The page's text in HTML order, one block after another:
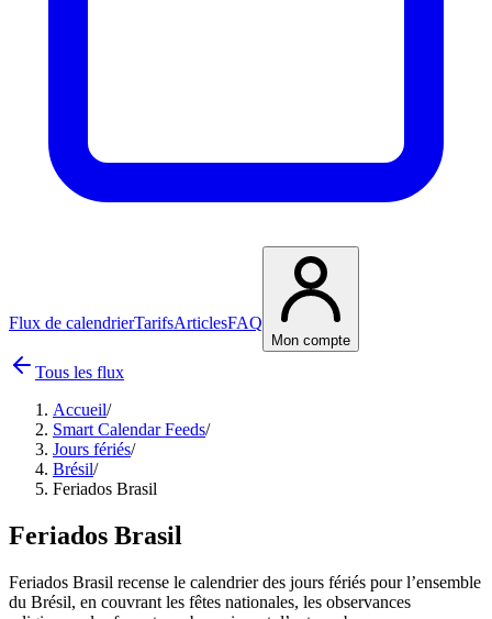
Flux de calendrierTarifsArticlesFAQ
Mon compte
Tous les flux
Accueil/
Smart Calendar Feeds/
Jours fériés/
Brésil/
Feriados Brasil
Feriados Brasil
Feriados Brasil recense le calendrier des jours fériés pour l’ensemble
du Brésil, en couvrant les fêtes nationales, les observances